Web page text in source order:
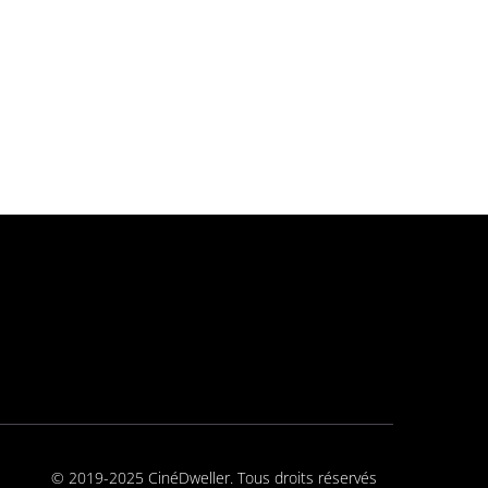
© 2019-2025 CinéDweller. Tous droits réservés